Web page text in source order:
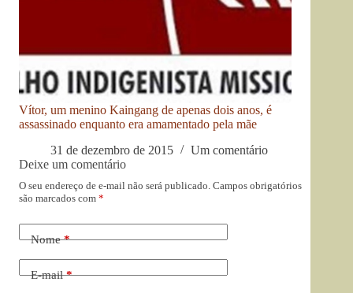
Vítor, um menino Kaingang de apenas dois anos, é
assassinado enquanto era amamentado pela mãe
31 de dezembro de 2015
Um comentário
Deixe um comentário
O seu endereço de e-mail não será publicado. Campos obrigatórios
são marcados com *
Nome*
E-mail*